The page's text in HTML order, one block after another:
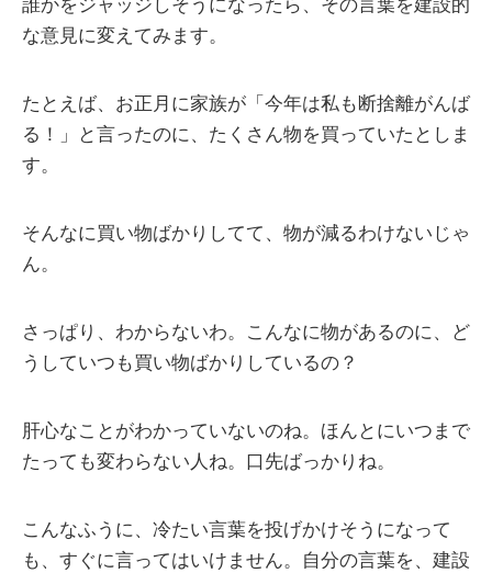
誰かをジャッジしそうになったら、その言葉を建設的
な意見に変えてみます。
たとえば、お正月に家族が「今年は私も断捨離がんば
る！」と言ったのに、たくさん物を買っていたとしま
す。
そんなに買い物ばかりしてて、物が減るわけないじゃ
ん。
さっぱり、わからないわ。こんなに物があるのに、ど
うしていつも買い物ばかりしているの？
肝心なことがわかっていないのね。ほんとにいつまで
たっても変わらない人ね。口先ばっかりね。
こんなふうに、冷たい言葉を投げかけそうになって
も、すぐに言ってはいけません。自分の言葉を、建設